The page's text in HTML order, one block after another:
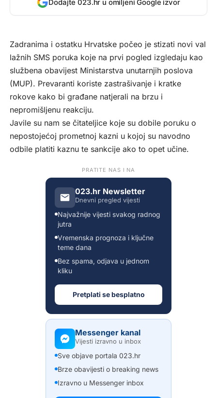
Dodajte 023.hr u omiljeni Google izvor
Zadranima i ostatku Hrvatske počeo je stizati novi val
lažnih SMS poruka koje na prvi pogled izgledaju kao
službena obavijest Ministarstva unutarnjih poslova
(MUP). Prevaranti koriste zastrašivanje i kratke
rokove kako bi građane natjerali na brzu i
nepromišljenu reakciju.
Javile su nam se čitateljice koje su dobile poruku o
nepostojećoj prometnoj kazni u kojoj su navodno
odbile platiti kaznu te sankcije ako to opet učine.
PRATITE NAS I NA
023.hr Newsletter
Dnevni pregled vijesti
Najvažnije vijesti svakog radnog
jutra
Vremenska prognoza i ključne
teme dana
Bez spama, odjava u jednom
kliku
Pretplati se besplatno
Messenger kanal
Vijesti izravno u inbox
Sve objave portala 023.hr
Brze obavijesti o breaking news
Izravno u Messenger inbox